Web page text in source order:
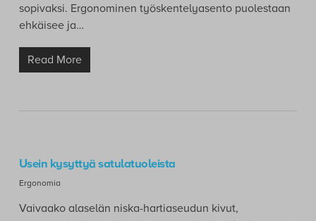
sopivaksi. Ergonominen työskentelyasento puolestaan
ehkäisee ja…
Read More
Usein kysyttyä satulatuoleista
Ergonomia
Vaivaako alaselän niska-hartiaseudun kivut,